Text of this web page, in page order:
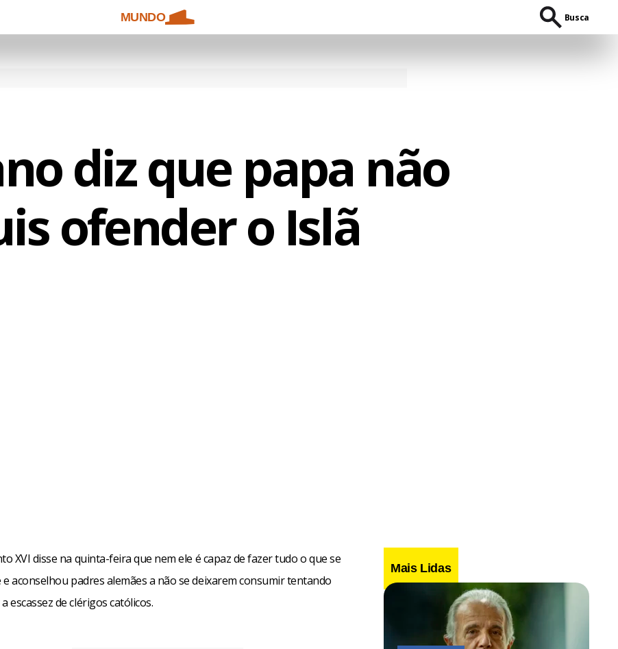
MUNDO Busca
diz que papa não
ofender o Islã
XVI disse na quinta-feira que nem ele é capaz de fazer tudo o que se
e aconselhou padres alemães a não se deixarem consumir tentando
escassez de clérigos católicos.
Mais Lidas